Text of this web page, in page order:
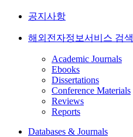
공지사항
해외전자정보서비스 검색
Academic Journals
Ebooks
Dissertations
Conference Materials
Reviews
Reports
Databases & Journals